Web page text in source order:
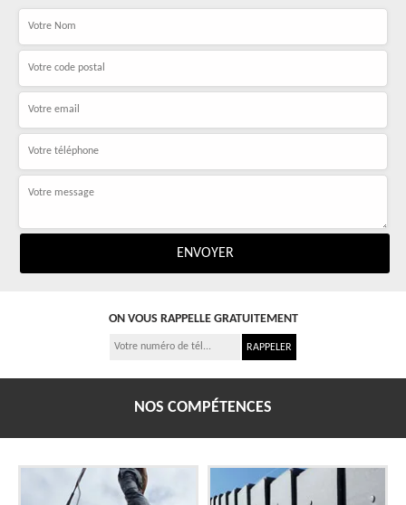
ON VOUS RAPPELLE GRATUITEMENT
NOS COMPÉTENCES